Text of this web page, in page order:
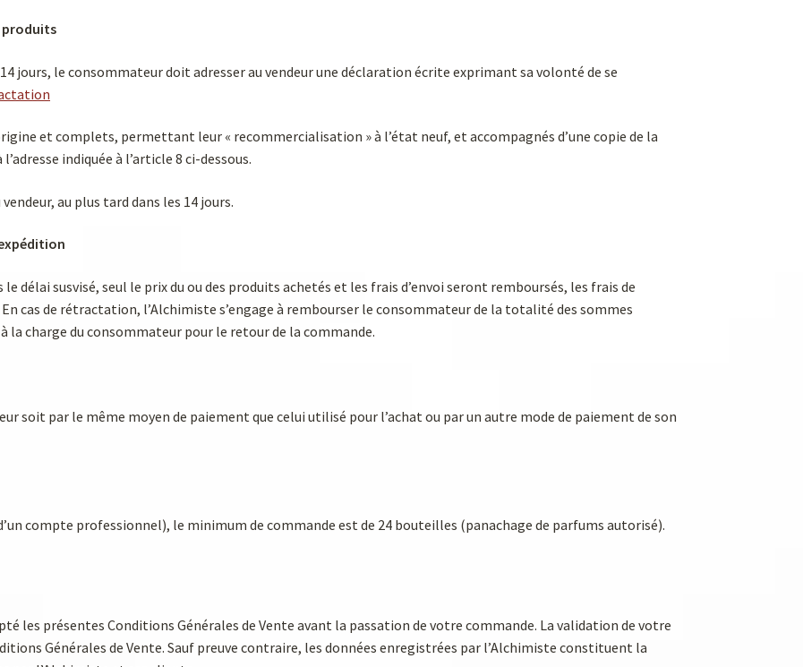
produits
jours, le consommateur doit adresser au vendeur une déclaration écrite exprimant sa volonté de se
et complets, permettant leur « recommercialisation » à l’état neuf, et accompagnés d’une copie de la
indiquée à l’article 8 ci-dessous.
au plus tard dans les 14 jours.
délai susvisé, seul le prix du ou des produits achetés et les frais d’envoi seront remboursés, les frais de
cas de rétractation, l’Alchimiste s’engage à rembourser le consommateur de la totalité des sommes
la charge du consommateur pour le retour de la commande.
soit par le même moyen de paiement que celui utilisé pour l’achat ou par un autre mode de paiement de son
compte professionnel), le minimum de commande est de 24 bouteilles (panachage de parfums autorisé).
les présentes Conditions Générales de Vente avant la passation de votre commande. La validation de votre
Générales de Vente. Sauf preuve contraire, les données enregistrées par l’Alchimiste constituent la